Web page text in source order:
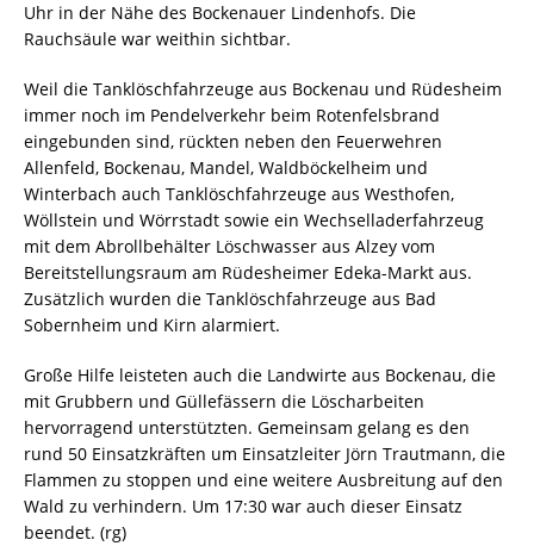
Uhr in der Nähe des Bockenauer Lindenhofs. Die
Rauchsäule war weithin sichtbar.
Weil die Tanklöschfahrzeuge aus Bockenau und Rüdesheim
immer noch im Pendelverkehr beim Rotenfelsbrand
eingebunden sind, rückten neben den Feuerwehren
Allenfeld, Bockenau, Mandel, Waldböckelheim und
Winterbach auch Tanklöschfahrzeuge aus Westhofen,
Wöllstein und Wörrstadt sowie ein Wechselladerfahrzeug
mit dem Abrollbehälter Löschwasser aus Alzey vom
Bereitstellungsraum am Rüdesheimer Edeka-Markt aus.
Zusätzlich wurden die Tanklöschfahrzeuge aus Bad
Sobernheim und Kirn alarmiert.
Große Hilfe leisteten auch die Landwirte aus Bockenau, die
mit Grubbern und Güllefässern die Löscharbeiten
hervorragend unterstützten. Gemeinsam gelang es den
rund 50 Einsatzkräften um Einsatzleiter Jörn Trautmann, die
Flammen zu stoppen und eine weitere Ausbreitung auf den
Wald zu verhindern. Um 17:30 war auch dieser Einsatz
beendet. (rg)